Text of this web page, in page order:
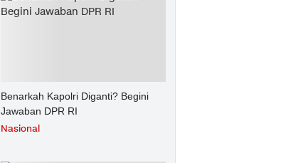
Benarkah Kapolri Diganti? Begini
Jawaban DPR RI
Nasional